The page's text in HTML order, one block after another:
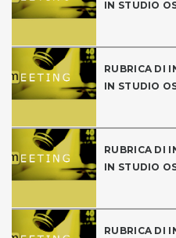
IN STUDIO
RUBRICA DI
IN STUDIO
RUBRICA DI
IN STUDIO
RUBRICA DI